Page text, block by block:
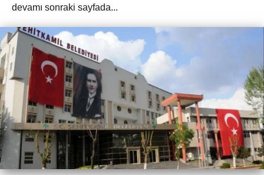
devamı sonraki sayfada...